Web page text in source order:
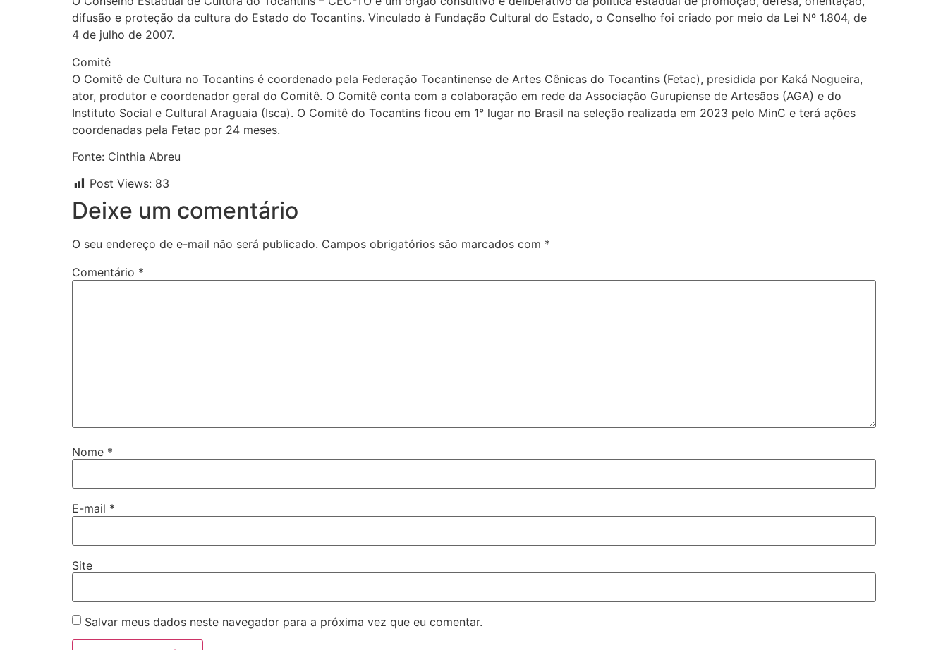
difusão e proteção da cultura do Estado do Tocantins. Vinculado à Fundação Cultural do Estado, o Conselho foi criado por meio da Lei Nº 1.804, de
4 de julho de 2007.
Comitê
O Comitê de Cultura no Tocantins é coordenado pela Federação Tocantinense de Artes Cênicas do Tocantins (Fetac), presidida por Kaká Nogueira,
ator, produtor e coordenador geral do Comitê. O Comitê conta com a colaboração em rede da Associação Gurupiense de Artesãos (AGA) e do
Instituto Social e Cultural Araguaia (Isca). O Comitê do Tocantins ficou em 1° lugar no Brasil na seleção realizada em 2023 pelo MinC e terá ações
coordenadas pela Fetac por 24 meses.
Fonte: Cinthia Abreu
Post Views: 83
Deixe um comentário
O seu endereço de e-mail não será publicado. Campos obrigatórios são marcados com *
Comentário *
Nome *
E-mail *
Site
Salvar meus dados neste navegador para a próxima vez que eu comentar.